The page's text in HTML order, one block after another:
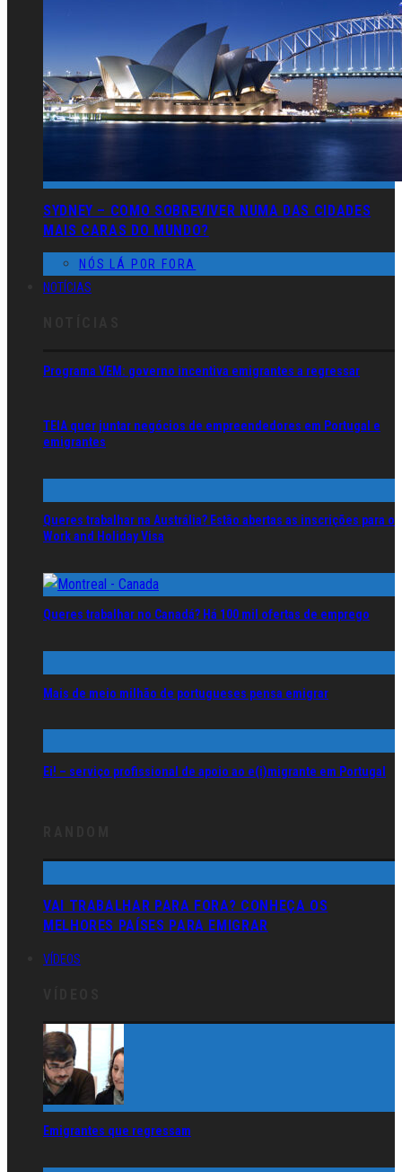
SYDNEY – COMO SOBREVIVER NUMA DAS CIDADES
MAIS CARAS DO MUNDO?
NÓS LÁ POR FORA
NOTÍCIAS
Programa VEM: governo incentiva emigrantes a regressar
TEIA quer juntar negócios de empreendedores em Portugal e
emigrantes
Queres trabalhar na Austrália? Estão abertas as inscrições para o
Work and Holiday Visa
Queres trabalhar no Canadá? Há 100 mil ofertas de emprego
Mais de meio milhão de portugueses pensa emigrar
Ei! – serviço profissional de apoio ao e(i)migrante em Portugal
VAI TRABALHAR PARA FORA? CONHEÇA OS
MELHORES PAÍSES PARA EMIGRAR
VÍDEOS
Emigrantes que regressam